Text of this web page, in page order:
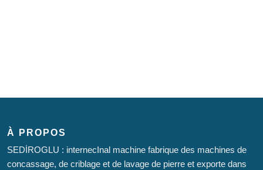
À PROPOS
SEDİROGLU : internecInal machine fabrique des machines de
concassage, de criblage et de lavage de pierre et exporte dans